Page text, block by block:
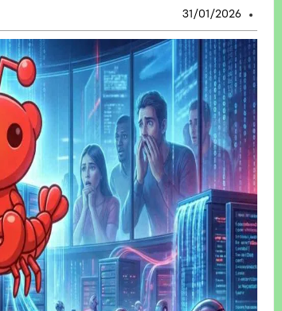
31/01/2026